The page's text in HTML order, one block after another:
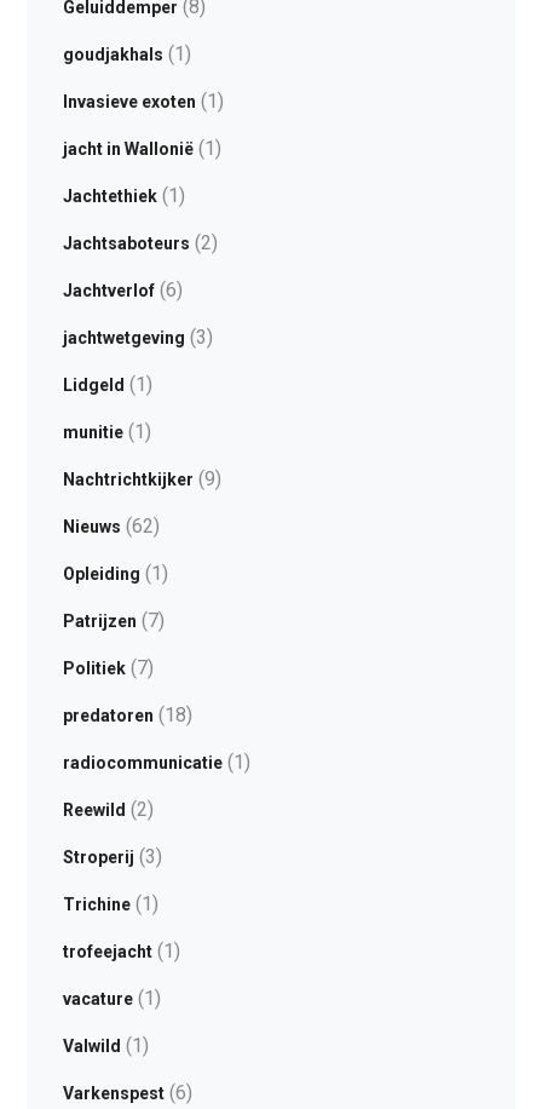
Geluiddemper (8)
goudjakhals (1)
Invasieve exoten (1)
jacht in Wallonië(1)
Jachtethiek(1)
Jachtsaboteurs (2)
Jachtverlof(6)
jachtwetgeving (3)
Lidgeld (1)
munitie(1)
Nachtrichtkijker (9)
Nieuws (62)
Opleiding (1)
Patrijzen (7)
Politiek(7)
predatoren (18)
radiocommunicatie(1)
Reewild (2)
Stroperij (3)
Trichine(1)
trofeejacht(1)
vacature(1)
Valwild (1)
Varkenspest(6)